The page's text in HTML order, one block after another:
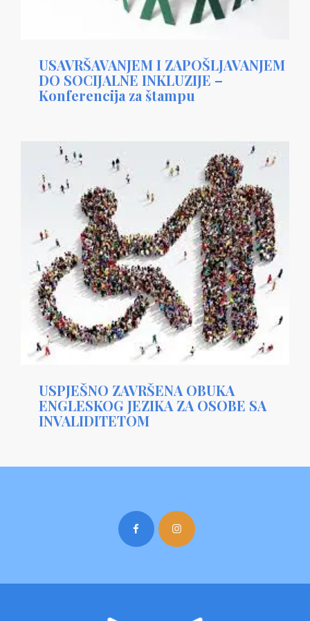
USAVRŠAVANJEM I ZAPOŠLJAVANJEM
DO SOCIJALNE INKLUZIJE –
Konferencija za štampu
USPJEŠNO ZAVRŠENA OBUKA
ENGLESKOG JEZIKA ZA OSOBE SA
INVALIDITETOM